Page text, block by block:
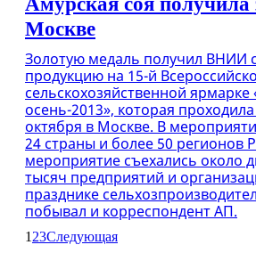
Москве
Золотую медаль получил ВНИИ
продукцию на 15-й
сельскохозяйственной ярмарке
осень-2013», которая
октября в Москве. В
24 страны и более 50 регионов
мероприятие съехались около
тысяч предприятий и
празднике
побывал и корреспондент АП.
1 23Следующая